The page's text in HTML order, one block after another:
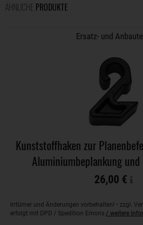
ÄHNLICHE PRODUKTE
Ersatz- und
Kunststoffhaken zur
Aluminiumbeplankung
26,00 €
Irrtümer und Änderungen vorbehalten! • zzgl.
erfolgt mit DPD / Spedition Emons / weitere